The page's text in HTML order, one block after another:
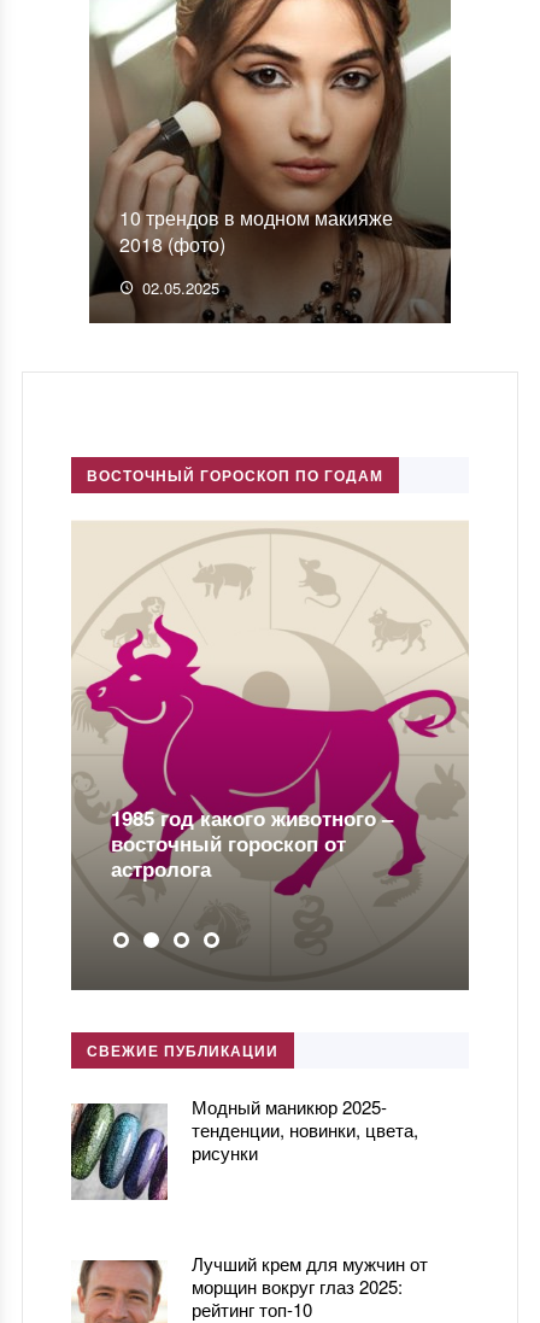
10 трендов в модном макияже
2018 (фото)
02.05.2025
ВОСТОЧНЫЙ ГОРОСКОП ПО ГОДАМ
1985 год какого животного –
восточный гороскоп от
астролога
СВЕЖИЕ ПУБЛИКАЦИИ
Модный маникюр 2025-
тенденции, новинки, цвета,
рисунки
Лучший крем для мужчин от
морщин вокруг глаз 2025:
рейтинг топ-10